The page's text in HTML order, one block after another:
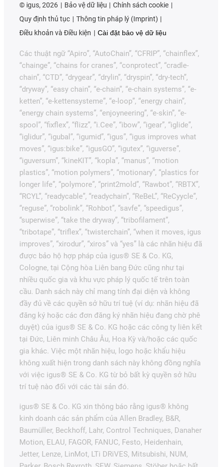
© igus, 2026 Bảo vệ dữ liệu
Chính sách cookie
Quy định thủ tục
Thông tin pháp lý (Imprint)
Điều khoản và Điều kiện
Cài đặt bảo vệ dữ liệu
Các thuật ngữ “Apiro”, “AutoChain”, “CFRIP”, “chainflex”,
“chainge”, “chains for cranes”, “conprotect”, “cradle-
chain”, “CTD”, “drygear”, “drylin”, “dryspin”, “dry-tech”,
“dryway”, “easy chain”, “e-chain”, “e-chain systems”, “e-
ketten”, “e-kettensysteme”, “e-loop”, “energy chain”,
“energy chain systems”, “enjoyneering”, “e-skin”, “e-
spool”, “fixflex”, “flizz”, “i.Cee”, “ibow”, “igear”, “iglide”,
“iglidur”, “igubal”, “igumid”, “igus”, “igus improves what
moves”, “igus:bike”, “igusGO”, “igutex”, “iguverse”,
“iguversum”, “kineKIT”, “kopla”, “manus”, “motion
plastics”, “motion polymers”, “motionary”, “plastics for
longer life”, “polymore”, “print2mold”, “Rawbot”, “RBTX”,
“RCYL”, “readycable”, “readychain”, “ReBeL”, “ReCyycle”,
“reguse”, “robolink”, “Rohbot”, “savfe”, “speedigus”,
“superwise”, “take the dryway”, “tribofilament”,
“tribotape”, “triflex”, “twisterchain”, “when it moves, igus
improves”, “xirodur”, “xiros” và “yes” là các nhãn hiệu đã
được bảo hộ hợp pháp của igus® SE & Co. KG,
Cologne, tại Cộng hòa Liên bang Đức cũng như tại
nhiều quốc gia và khu vực pháp lý quốc tế trên toàn
cầu. Danh sách này chỉ mang tính đại diện và không
đầy đủ về các quyền sở hữu trí tuệ (ví dụ: nhãn hiệu đã
đăng ký hoặc các đơn đăng ký nhãn hiệu đang chờ phê
duyệt) của igus® SE & Co. KG hoặc các công ty liên kết
tại Đức, Liên minh Châu Âu, Hoa Kỳ và/hoặc các quốc
gia khác. Việc một nhãn hiệu, logo hoặc khẩu hiệu
không xuất hiện trong danh sách này không đồng nghĩa
với việc igus® SE & Co. KG từ bỏ bất kỳ quyền sở hữu
trí tuệ nào đối với các tài sản đó.
igus® SE & Co. KG xin thông báo rằng igus® không
kinh doanh các sản phẩm của Allen Bradley, B&R,
Baumüller, Beckhoff, Lahr, Control Techniques, Danaher
Motion, ELAU, FAGOR, FANUC, Festo, Heidenhain,
Jetter, Lenze, LinMot, LTi DRiVES, Mitsubishi, NUM,